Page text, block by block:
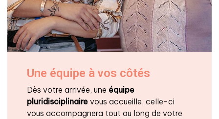
Une équipe à vos côtés
Dès votre arrivée, une équipe
pluridisciplinaire vous accueille, celle-ci
vous accompagnera tout au long de votre